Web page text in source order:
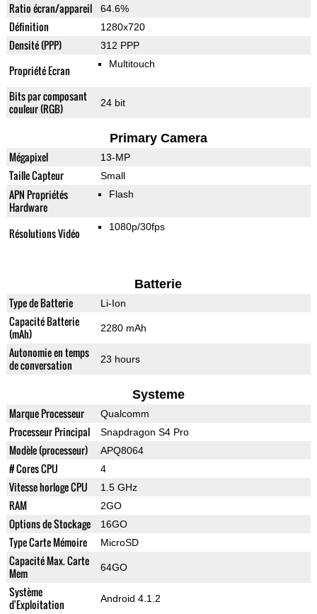
Ratio écran/appareil 64.6%
Définition 1280x720
Densité (PPP) 312 PPP
Propriété Ecran Multitouch
Bits par composant
couleur (RGB)
24 bit
Primary Camera
Mégapixel 13-MP
Taille Capteur Small
APN Propriétés
Hardware
Flash
Résolutions Vidéo 1080p/30fps
Batterie
Type de Batterie Li-Ion
Capacité Batterie
(mAh)
2280 mAh
Autonomie en temps
de conversation
23 hours
Systeme
Marque Processeur Qualcomm
Processeur Principal Snapdragon S4 Pro
Modèle (processeur) APQ8064
# Cores CPU 4
Vitesse horloge CPU 1.5 GHz
RAM 2GO
Options de Stockage 16GO
Type Carte Mémoire MicroSD
Capacité Max. Carte
Mem
64GO
Système
d'Exploitation
Android 4.1.2